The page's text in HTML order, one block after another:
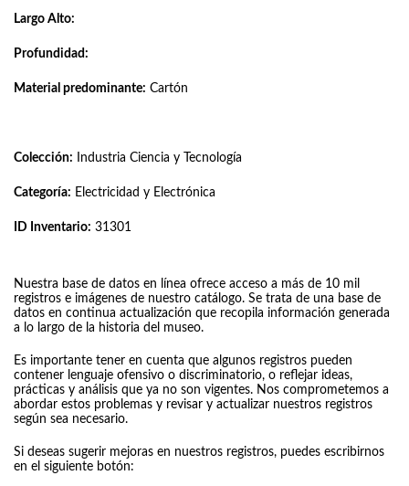
Largo Alto:
Profundidad:
Material predominante: Cartón
Colección: Industria Ciencia y Tecnología
Categoría: Electricidad y Electrónica
ID Inventario: 31301
Nuestra base de datos en línea ofrece acceso a más de 10 mil
registros e imágenes de nuestro catálogo. Se trata de una base de
datos en continua actualización que recopila información generada
a lo largo de la historia del museo.
Es importante tener en cuenta que algunos registros pueden
contener lenguaje ofensivo o discriminatorio, o reflejar ideas,
prácticas y análisis que ya no son vigentes. Nos comprometemos a
abordar estos problemas y revisar y actualizar nuestros registros
según sea necesario.
Si deseas sugerir mejoras en nuestros registros, puedes escribirnos
en el siguiente botón: